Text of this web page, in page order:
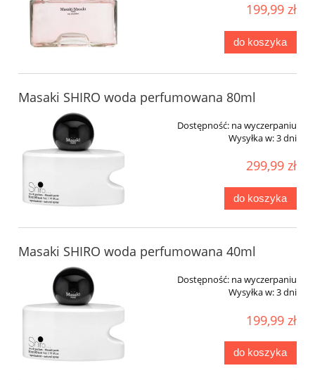
199,99 zł
do koszyka
Masaki SHIRO woda perfumowana 80ml
Dostępność: na wyczerpaniu
Wysyłka w:3 dni
299,99 zł
do koszyka
Masaki SHIRO woda perfumowana 40ml
Dostępność: na wyczerpaniu
Wysyłka w:3 dni
199,99 zł
do koszyka